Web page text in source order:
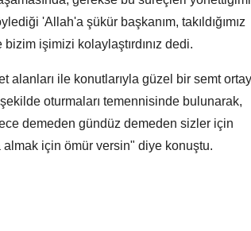
'Allah'a şükür başkanım, takıldığımız
işimizi kolaylaştırdınız dedi.
alanları ile konutlarıyla güzel bir semt
oturmaları temennisinde bulunarak,
demeden gündüz demeden sizler için
almak için ömür versin" diye konuştu.